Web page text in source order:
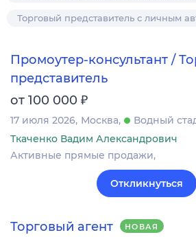
Торговый представитель с личным
Промоутер-консультант /
представитель
от 100 000 ₽
17 июля 2026 Москва
Водный
Ткаченко Вадим Александрович
Активные прямые продажи,
Откликнуться
Торговый агент НОВАЯ